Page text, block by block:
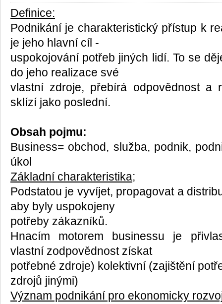
Definice:
Podnikání je charakteristický přístup k
je jeho hlavní cíl -
uspokojování potřeb jiných lidí. To se
do jeho realizace své
vlastní zdroje, přebírá odpovědnost a
sklízí jako poslední.
Obsah pojmu:
Business= obchod, služba, podnik,
úkol
Základní charakteristika;
Podstatou je vyvíjet, propagovat a
aby byly uspokojeny
potřeby zákazníků.
Hnacím motorem businessu je
vlastní zodpovědnost získat
potřebné zdroje) kolektivní (zajištění
zdrojů jinými)
Význam podnikání pro ekonomicky